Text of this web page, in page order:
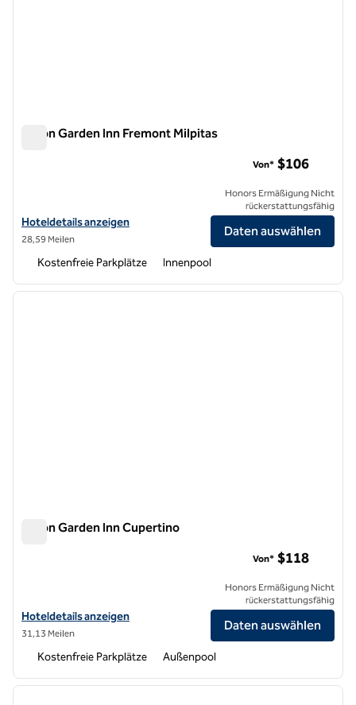
Hilton Garden Inn Fremont Milpitas
Hoteldetails für das Hilton Garden Inn Fremont Milpitas anzeigen
Hoteldetails anzeigen
28,59 Meilen
Von* $106
Honors Ermäßigung Nicht
rückerstattungsfähig
Daten auswählen
Kostenfreie Parkplätze Innenpool
1 von 12
Hilton Garden Inn Cupertino
Hoteldetails für Hilton Garden Inn Cupertino anzeigen
Hoteldetails anzeigen
31,13 Meilen
Von* $118
Honors Ermäßigung Nicht
rückerstattungsfähig
Daten auswählen
Kostenfreie Parkplätze Außenpool
1 von 11